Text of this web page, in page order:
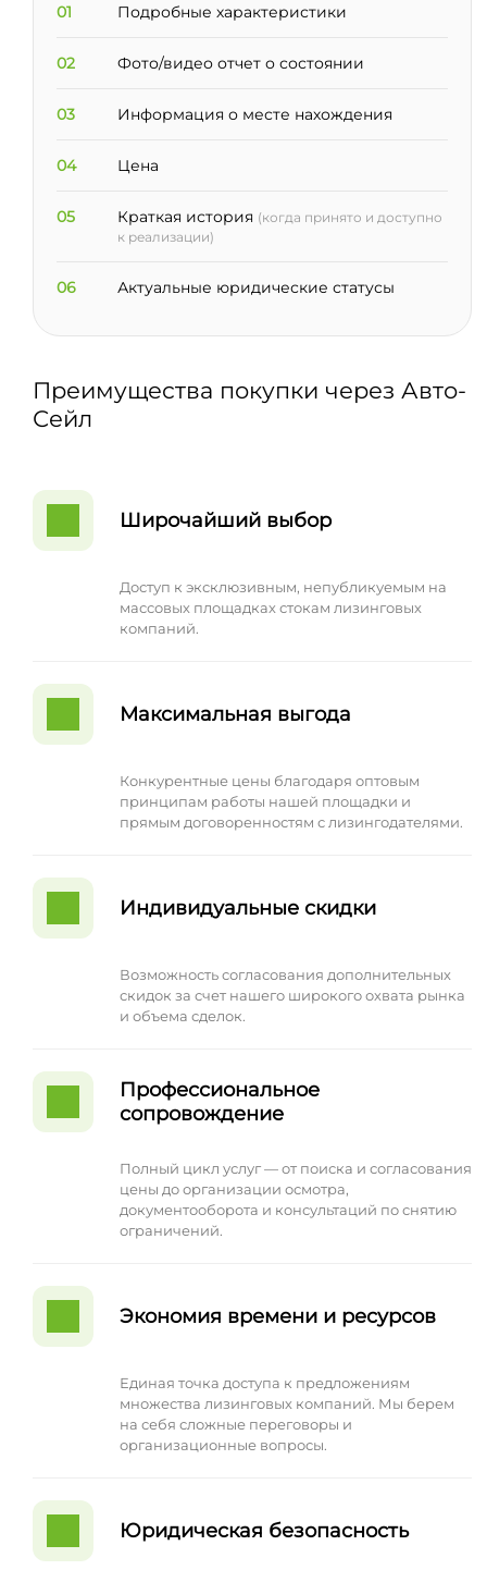
01 Подробные характеристики
02 Фото/видео отчет о состоянии
03 Информация о месте нахождения
04 Цена
05 Краткая история (когда принято и доступно
к реализации)
06 Актуальные юридические статусы
Преимущества покупки через Авто-
Сейл
Широчайший выбор
Доступ к эксклюзивным, непубликуемым на
массовых площадках стокам лизинговых
компаний.
Максимальная выгода
Конкурентные цены благодаря оптовым
принципам работы нашей площадки и
прямым договоренностям с лизингодателями.
Индивидуальные скидки
Возможность согласования дополнительных
скидок за счет нашего широкого охвата рынка
и объема сделок.
Профессиональное
сопровождение
Полный цикл услуг — от поиска и согласования
цены до организации осмотра,
документооборота и консультаций по снятию
ограничений.
Экономия времени и ресурсов
Единая точка доступа к предложениям
множества лизинговых компаний. Мы берем
на себя сложные переговоры и
организационные вопросы.
Юридическая безопасность